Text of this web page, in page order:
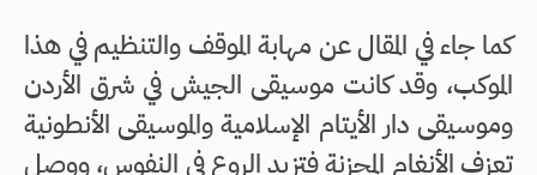
كما جاء في المقال عن مهابة الموقف والتنظيم في هذا
الموكب، وقد كانت موسيقى الجيش في شرق الأردن
وموسيقى دار الأيتام الإسلامية والموسيقى الأنطونية
تعزف الأنغام المحزنة فتزيد الروع في النفوس، ووصل